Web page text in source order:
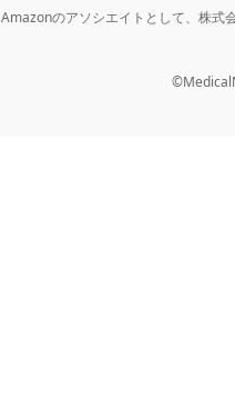
Amazonのアソシエイトとして、株式